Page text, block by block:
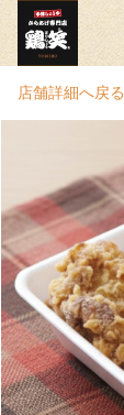
店舗詳細へ戻る